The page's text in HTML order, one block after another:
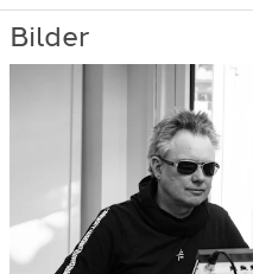
Bilder